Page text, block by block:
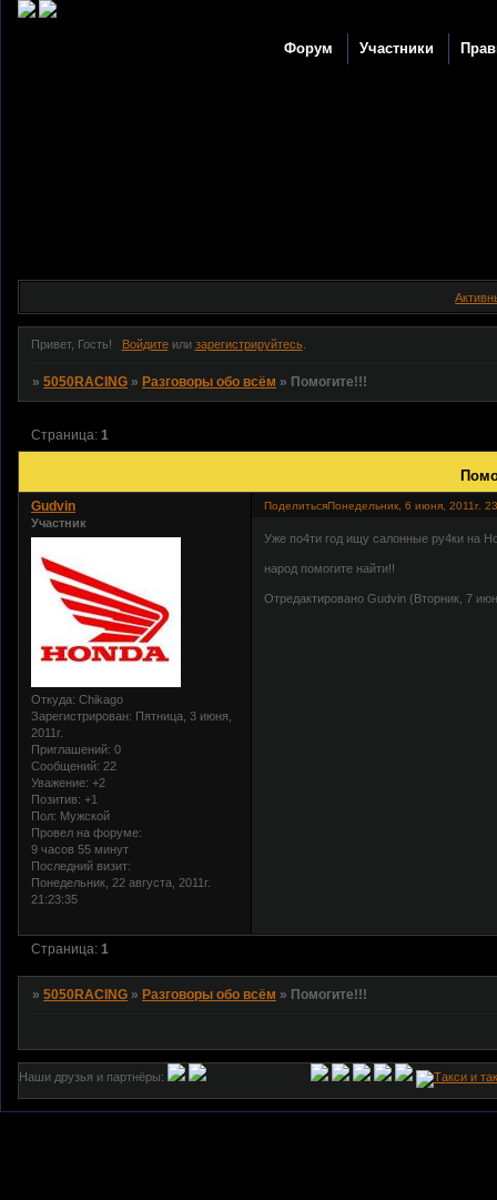
Форум Участники
Привет, Гость! Войдитеили зарегистрируйтесь.
»5050RACING » Разговоры обо всём » Помогите!!!
Страница:1
ПоделитьсяПонедельник, 6 июня, 2011г.
Gudvin
Участник
Откуда: Chikago
Зарегистрирован: Пятница, 3 июня,
2011г.
Приглашений: 0
Сообщений: 22
Уважение: +2
Позитив: +1
Пол: Мужской
Провел на форуме:
9 часов 55 минут
Последний визит:
Понедельник, 22 августа, 2011г.
21:23:35
Уже по4ти год ищу салонные ру4ки на
народ помогите найти!!
Отредактировано Gudvin (Вторник, 7
Страница: 1
»5050RACING » Разговоры обо всём » Помогите!!!
Наши друзья и партнёры: